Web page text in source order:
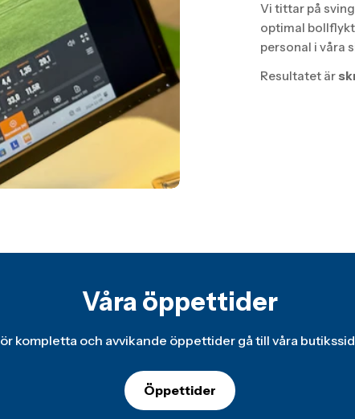
Vi tittar på
optimal
personal i våra
Resultatet är
Våra öppettider
kompletta och avvikande öppettider gå till våra
Öppettider